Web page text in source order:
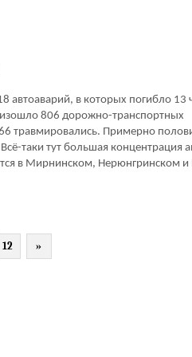
автоаварий, в которых погибло 13
806 дорожно-транспортных
травмировались. Примерно
таки тут большая концентрация
в Мирнинском, Нерюнгринском и
и другие вопросы обсудили на
12 »